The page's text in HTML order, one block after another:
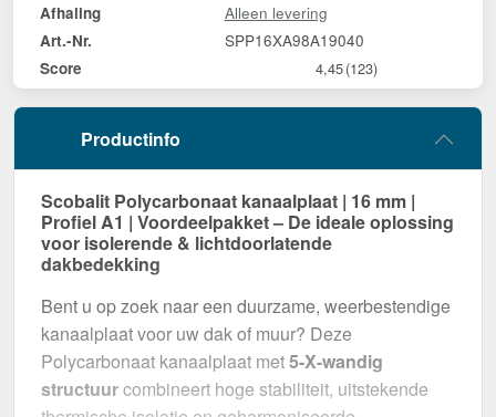
Afhaling Alleen levering
Art.-Nr. SPP16XA98A19040
Score 4,45(123)
Productinfo
Scobalit Polycarbonaat kanaalplaat | 16 mm |
Profiel A1 | Voordeelpakket – De ideale oplossing
voor isolerende & lichtdoorlatende
dakbedekking
Bent u op zoek naar een duurzame, weerbestendige
kanaalplaat voor uw dak of muur? Deze
Polycarbonaat kanaalplaat met5-X-wandig
structuurcombineert hoge stabiliteit, uitstekende